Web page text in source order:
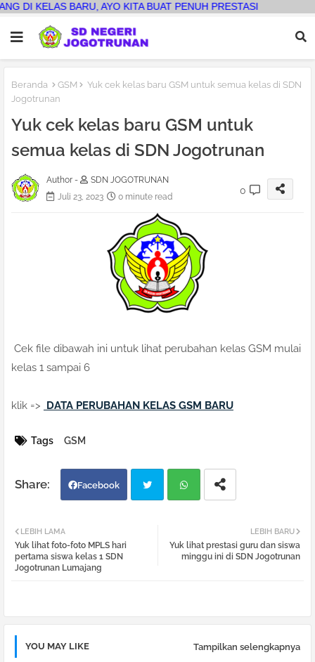
BARU, AYO KITA BUAT PENUH PRESTASI
Beranda GSM
Yuk cek kelas baru GSM untuk semua kelas di SDN
Jogotrunan
Yuk cek kelas baru GSM untuk
semua kelas di SDN Jogotrunan
Author -
SDN JOGOTRUNAN
Juli 23, 2023
0 minute read
0
Cek file dibawah ini untuk lihat perubahan kelas GSM mulai
kelas 1 sampai 6
klik => DATA PERUBAHAN KELAS GSM BARU
Tags GSM
Facebook
atsa
LEBIH BARU
Yuk lihat prestasi guru dan siswa
minggu ini di SDN Jogotrunan
LEBIH LAMA
Yuk lihat foto-foto MPLS hari
pertama siswa kelas 1 SDN
Jogotrunan Lumajang
YOU MAY LIKE Tampilkan selengkapnya